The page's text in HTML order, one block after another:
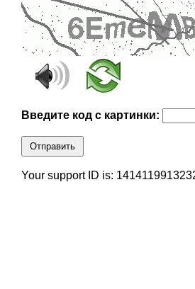
Введите код с картинки:
Отправить
Your support ID is: